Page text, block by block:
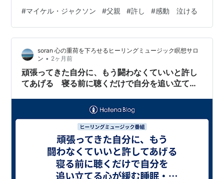
心と体の調和をテーマに、多角的な視点から心身の秘密
に迫る。マイケル・ジャクソンの伝説的な信念や、好転
反応の捉え方、冷えとりの原則など、日常生活に役立つ
知識と気づきを届けている。自分自身を深く理解し、健
康や精神のバランスを整えるヒント満載。ブログ全体を
通じて、誰もが自分らしさを再発見できる…
#マイケル・ジャクソン #父親 #許し #感動 泣ける
soran 心の重荷を下ろせるヒーリングミュージック瞑想サロ
ン • 2ヶ月前
頑張ってきた自分に、もう闘わなくていいと許し
てあげる 寝る前に聴くだけで自分を追い立てる
を整えるBGM 自然音 528Hz relax music